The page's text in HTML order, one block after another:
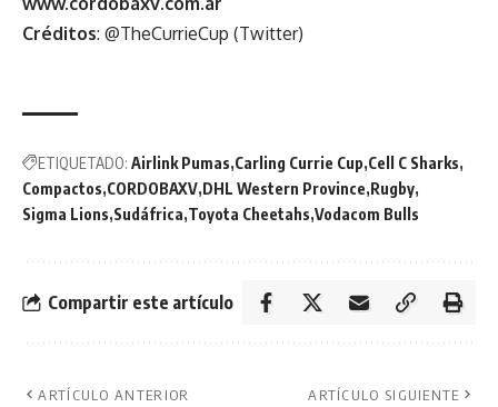
Créditos: @TheCurrieCup (Twitter)
ETIQUETADO: Airlink Pumas Carling Currie Cup Cell C Sharks
Compactos CORDOBAXV DHL Western Province Rugby
Sigma Lions Sudáfrica Toyota Cheetahs Vodacom Bulls
Compartir este artículo
ARTÍCULO ANTERIOR ARTÍCULO SIGUIENTE